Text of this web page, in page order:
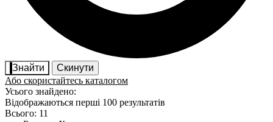
Знайти
Скинути
Або скористайтесь каталогом
Усього знайдено:
Відображаються перші 100 результатів
Всього: 11